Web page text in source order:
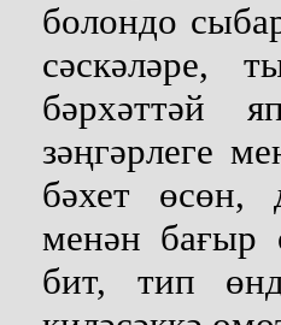
болондо
сәскәләре,
бәрхәттәй
зәңгәрлеге
бәхет өсөн,
менән бағыр
бит, тип